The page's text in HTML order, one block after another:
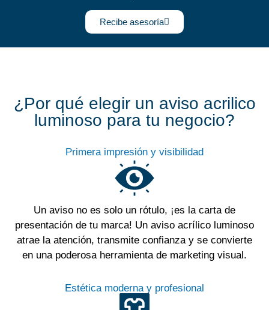
Recibe asesoría
¿Por qué elegir un aviso acrilico
luminoso para tu negocio?
Primera impresión y visibilidad
Un aviso no es solo un rótulo, ¡es la carta de
presentación de tu marca! Un aviso acrílico luminoso
atrae la atención, transmite confianza y se convierte
en una poderosa herramienta de marketing visual.
Estética moderna y profesional